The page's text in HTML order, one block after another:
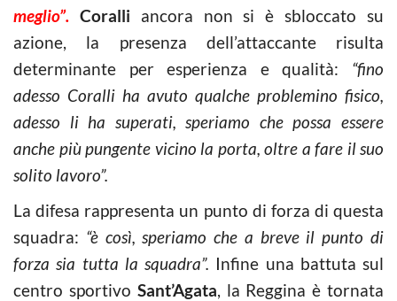
meglio”. Coralli ancora non si è sbloccato su
azione, la presenza dell’attaccante risulta
determinante per esperienza e qualità: “fino
adesso Coralli ha avuto qualche problemino fisico,
adesso li ha superati, speriamo che possa essere
anche più pungente vicino la porta, oltre a fare il suo
solito lavoro”.
La difesa rappresenta un punto di forza di questa
squadra: “è così, speriamo che a breve il punto di
forza sia tutta la squadra”. Infine una battuta sul
centro sportivo Sant’Agata, la Reggina è tornata